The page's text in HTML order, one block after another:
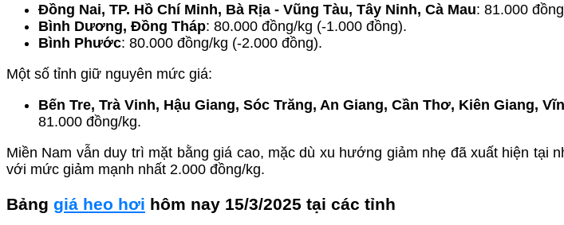
Đồng Nai, TP. Hồ Chí Minh, Bà Rịa - Vũng Tàu, Tây Ninh, Cà Mau: 81.000
Bình Dương, Đồng Tháp: 80.000 đồng/kg (-1.000 đồng).
Bình Phước: 80.000 đồng/kg (-2.000 đồng).
Một số tỉnh giữ nguyên mức giá:
Bến Tre, Trà Vinh, Hậu Giang, Sóc Trăng, An Giang, Cần Thơ, Kiên Giang,
81.000 đồng/kg.
Miền Nam vẫn duy trì mặt bằng giá cao, mặc dù xu hướng giảm nhẹ đã xuất hiện tại
với mức giảm mạnh nhất 2.000 đồng/kg.
Bảng giá heo hơi hôm nay 15/3/2025 tại các tỉnh